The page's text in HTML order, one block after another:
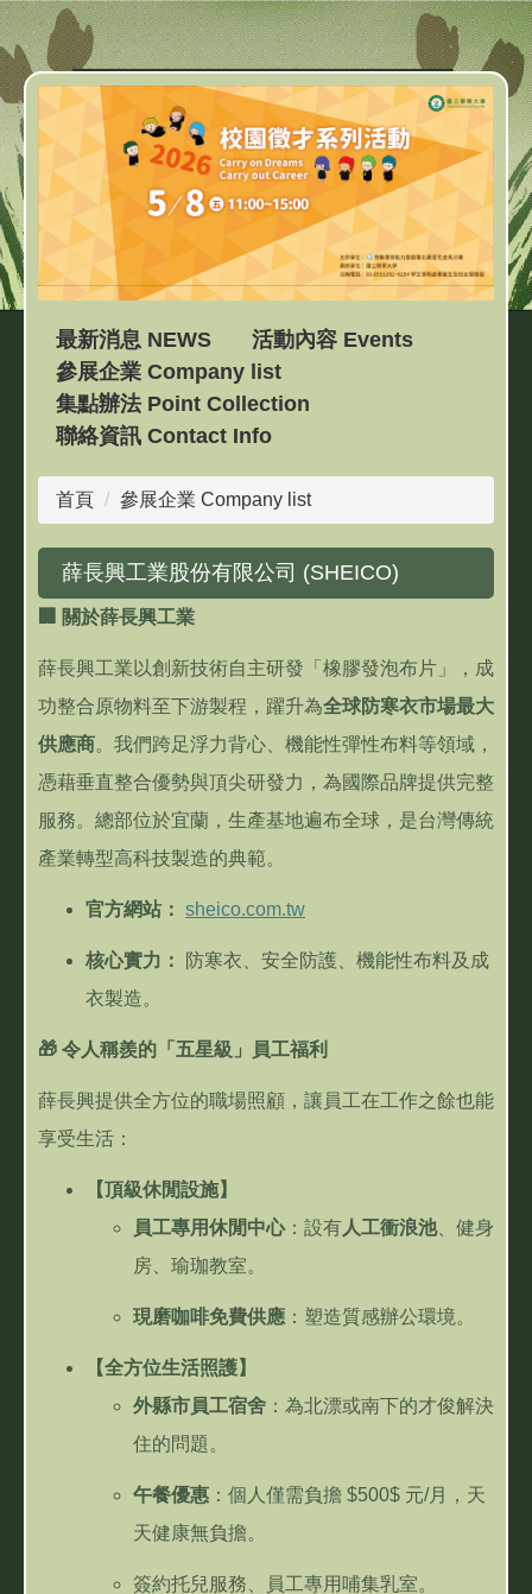
跳
到
主
要
內
容
區
最新消息 NEWS
活動內容 Events
參展企業 Company list
集點辦法 Point Collection
聯絡資訊 Contact Info
首頁 參展企業 Company list
薛長興工業股份有限公司 (SHEICO)
關於薛長興工業
薛長興工業以創新技術自主研發「橡膠發泡布片」，成
功整合原物料至下游製程，躍升為全球防寒衣市場最大
供應商。我們跨足浮力背心、機能性彈性布料等領域，
憑藉垂直整合優勢與頂尖研發力，為國際品牌提供完整
服務。總部位於宜蘭，生產基地遍布全球，是台灣傳統
產業轉型高科技製造的典範。
官方網站： sheico.com.tw
核心實力：
防寒衣、安全防護、機能性布料及成
衣製造。
🎁 令人稱羨的「五星級」員工福利
薛長興提供全方位的職場照顧，讓員工在工作之餘也能
享受生活：
【頂級休閒設施】
員工專用休閒中心：設有人工衝浪池、健身
房、瑜珈教室。
現磨咖啡免費供應 ：塑造質感辦公環境。
【全方位生活照護】
外縣市員工宿舍 ：為北漂或南下的才俊解決
住的問題。
午餐優惠 ：個人僅需負擔 $500$ 元/月，天
天健康無負擔。
簽約托兒服務、員工專用哺集乳室。